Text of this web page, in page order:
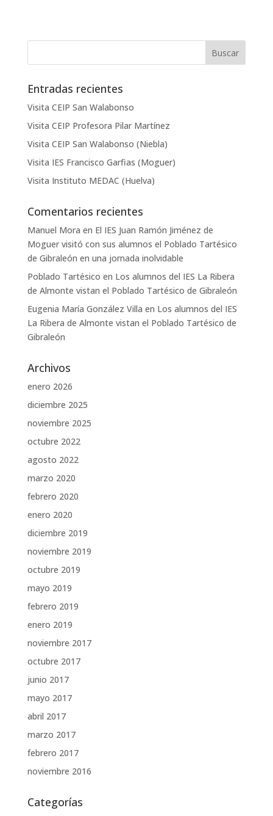
Entradas recientes
Visita CEIP San Walabonso
Visita CEIP Profesora Pilar Martínez
Visita CEIP San Walabonso (Niebla)
Visita IES Francisco Garfias (Moguer)
Visita Instituto MEDAC (Huelva)
Comentarios recientes
Manuel Mora en El IES Juan Ramón Jiménez de
Moguer visitó con sus alumnos el Poblado Tartésico
de Gibraleón en una jornada inolvidable
Poblado Tartésico en Los alumnos del IES La Ribera
de Almonte vistan el Poblado Tartésico de Gibraleón
Eugenia María González Villa en Los alumnos del IES
La Ribera de Almonte vistan el Poblado Tartésico de
Gibraleón
Archivos
enero 2026
diciembre 2025
noviembre 2025
octubre 2022
agosto 2022
marzo 2020
febrero 2020
enero 2020
diciembre 2019
noviembre 2019
octubre 2019
mayo 2019
febrero 2019
enero 2019
noviembre 2017
octubre 2017
junio 2017
mayo 2017
abril 2017
marzo 2017
febrero 2017
noviembre 2016
Categorías